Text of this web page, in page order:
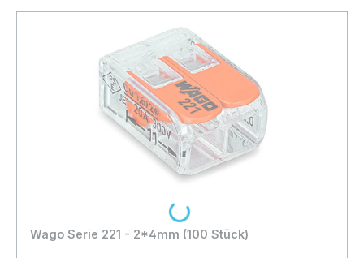
Wago Serie 221 - 2*4mm (100 Stück)
Loading...